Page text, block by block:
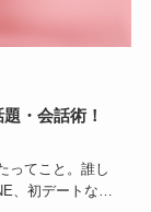
・会話術！
ってこと。誰し
、初デートな